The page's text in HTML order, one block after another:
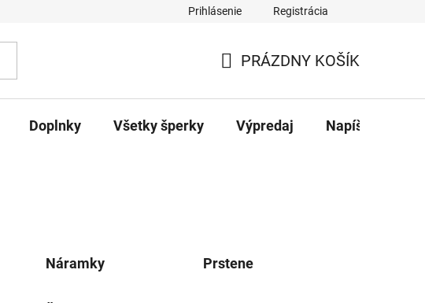
Prihlásenie Registrácia
KOŠÍK
PRÁZDNY KOŠÍK
Doplnky Všetky šperky Výpredaj Napíšte nám
Náramky Prstene